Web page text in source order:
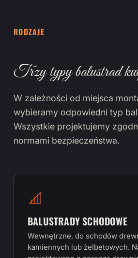
RODZAJE
Trzy typy balustrad
W zależności od miejsca
wybieramy odpowiedni typ
Wszystkie projektujemy
normami bezpieczeństwa.
BALUSTRADY SCHODOWE
Wewnętrzne, do schodów
kamiennych lub żelbetowych.